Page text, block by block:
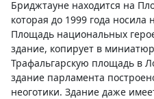
Бриджтауне находится на
которая до 1999 года носила
Площадь национальных
здание, копирует в
Трафальгарскую площадь в
здание парламента
неоготики. Здание даже